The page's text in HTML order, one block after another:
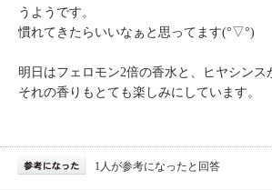
うようです。
慣れてきたらいいなぁと思ってます(°▽°)
明日はフェロモン2倍の香水と、ヒヤシンス
それの香りもとても楽しみにしています。
1人が参考になったと回答